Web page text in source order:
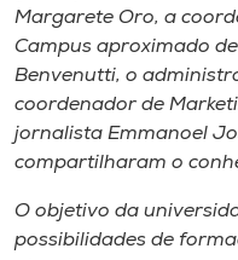
Museu
Unoesc
Store
Margarete Oro, a
Campus aproximado
Benvenutti, o
coordenador de
jornalista Emmanoel
compartilharam o
O objetivo da
possibilidades de